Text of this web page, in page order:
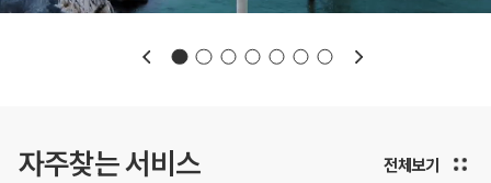
자주찾는 서비스
보도자료 재정정보
전체보기